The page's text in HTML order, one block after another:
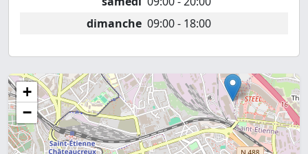
dimanche 09:00 - 18:00
+
−